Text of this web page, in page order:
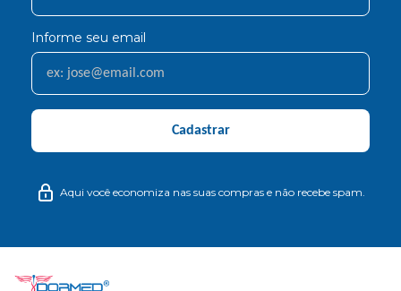
Informe seu email
Cadastrar
Aqui você economiza nas suas compras e não recebe spam.